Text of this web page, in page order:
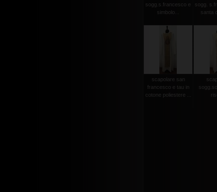
sogg.s.francesco e
simbolo...
sogg.
santa
scapolare san
francesco e tau in
cotone poliestere ...